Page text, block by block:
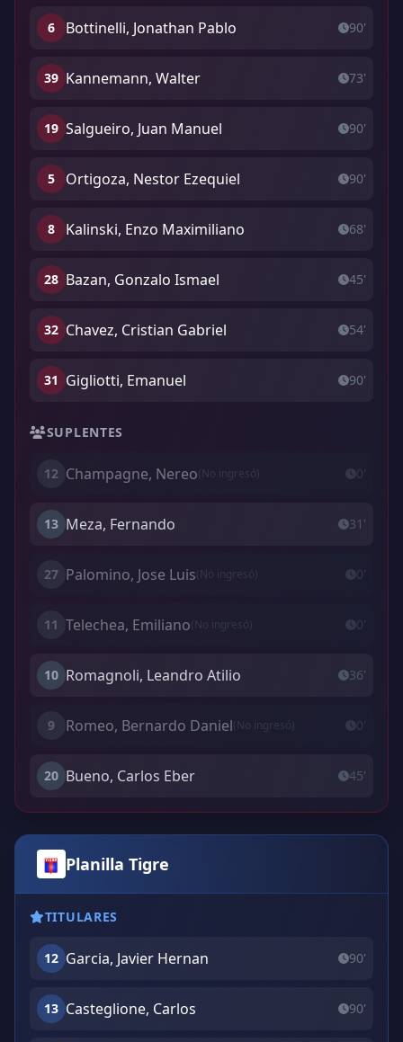
6 Bottinelli, Jonathan Pablo 90'
39 Kannemann, Walter 73'
19 Salgueiro, Juan Manuel 90'
5 Ortigoza, Nestor Ezequiel 90'
8 Kalinski, Enzo Maximiliano 68'
28 Bazan, Gonzalo Ismael 45'
32 Chavez, Cristian Gabriel 54'
31 Gigliotti, Emanuel 90'
SUPLENTES
12 Champagne, Nereo(No ingresó) 0'
13 Meza, Fernando 31'
27 Palomino, Jose Luis(No ingresó) 0'
11 Telechea, Emiliano(No ingresó) 0'
10 Romagnoli, Leandro Atilio 36'
9 Romeo, Bernardo Daniel(No ingresó) 0'
20 Bueno, Carlos Eber 45'
Planilla Tigre
TITULARES
12 Garcia, Javier Hernan 90'
13 Casteglione, Carlos 90'